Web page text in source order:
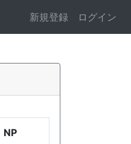
新規登録 ログイン
NP